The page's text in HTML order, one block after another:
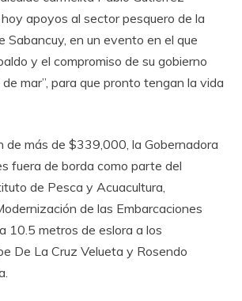
apoyos al sector pesquero de la
Sabancuy, en un evento en el que
y el compromiso de su gobierno
mar”, para que pronto tengan la vida
de más de $339,000, la Gobernadora
fuera de borda como parte del
de Pesca y Acuacultura,
de las Embarcaciones
10.5 metros de eslora a los
De La Cruz Velueta y Rosendo